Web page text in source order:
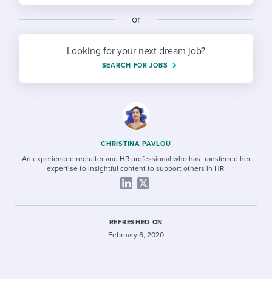
Finding and attracting people
Digitizing work processes
Workable Academy
or
Looking for your next dream job?
SEARCH FOR JOBS
CHRISTINA PAVLOU
An experienced recruiter and HR professional who has transferred her
expertise to insightful content to support others in HR.
REFRESHED ON
February 6, 2020